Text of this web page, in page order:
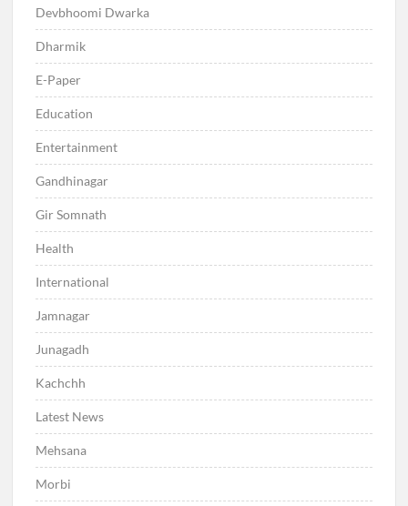
Devbhoomi Dwarka
Dharmik
E-Paper
Education
Entertainment
Gandhinagar
Gir Somnath
Health
International
Jamnagar
Junagadh
Kachchh
Latest News
Mehsana
Morbi